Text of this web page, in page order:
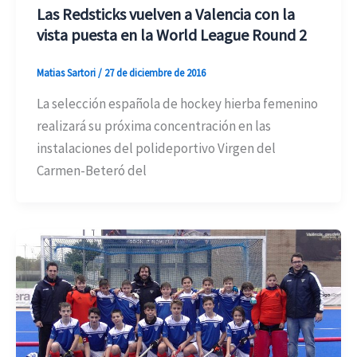
Las Redsticks vuelven a Valencia con la
vista puesta en la World League Round 2
Matias Sartori/ 27 de diciembre de 2016
La selección española de hockey hierba femenino
realizará su próxima concentración en las
instalaciones del polideportivo Virgen del
Carmen-Beteró del